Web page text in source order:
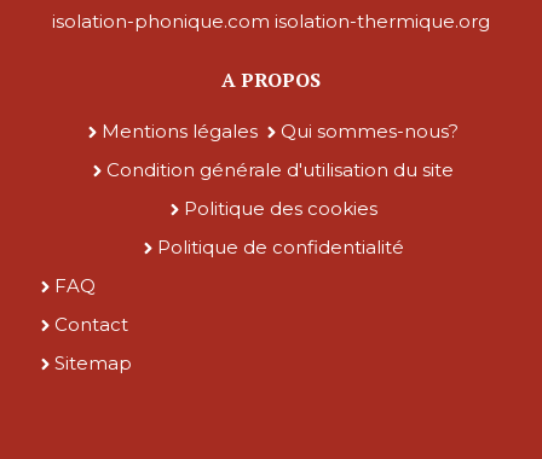
isolation-phonique.com isolation-thermique.org
A PROPOS
Mentions légales
Qui sommes-nous?
Condition générale d'utilisation du site
Politique des cookies
Politique de confidentialité
FAQ
Contact
Sitemap